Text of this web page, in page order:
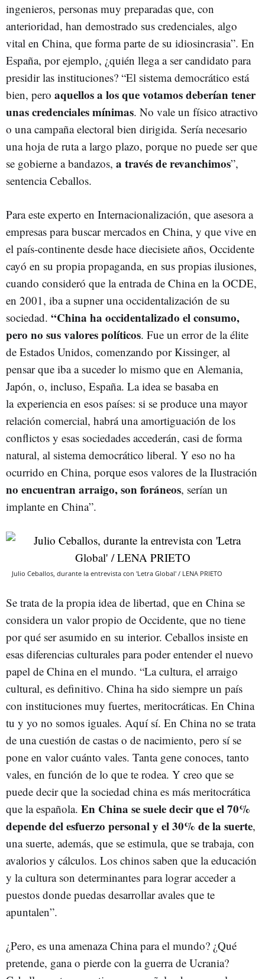
ingenieros, personas muy preparadas que, con
anterioridad, han demostrado sus credenciales, algo
vital en China, que forma parte de su idiosincrasia”. En
España, por ejemplo, ¿quién llega a ser candidato para
presidir las instituciones? “El sistema democrático está
bien, pero aquellos a los que votamos deberían tener
unas credenciales mínimas. No vale un físico atractivo
o una campaña electoral bien dirigida. Sería necesario
una hoja de ruta a largo plazo, porque no puede ser que
se gobierne a bandazos, a través de revanchimos”,
sentencia Ceballos.
Para este experto en Internacionalización, que asesora a
empresas para buscar mercados en China, y que vive en
el país-continente desde hace diecisiete años, Occidente
cayó en su propia propaganda, en sus propias ilusiones,
cuando consideró que la entrada de China en la OCDE,
en 2001, iba a supner una occidentalización de su
sociedad. “China ha occidentalizado el consumo,
pero no sus valores políticos. Fue un error de la élite
de Estados Unidos, comenzando por Kissinger, al
pensar que iba a suceder lo mismo que en Alemania,
Japón, o, incluso, España. La idea se basaba en
la experiencia en esos países: si se produce una mayor
relación comercial, habrá una amortiguación de los
conflictos y esas sociedades accederán, casi de forma
natural, al sistema democrático liberal. Y eso no ha
ocurrido en China, porque esos valores de la Ilustración
no encuentran arraigo, son foráneos, serían un
implante en China”.
Julio Ceballos, durante la entrevista con 'Letra Global' / LENA PRIETO
Se trata de la propia idea de libertad, que en China se
considera un valor propio de Occidente, que no tiene
por qué ser asumido en su interior. Ceballos insiste en
esas diferencias culturales para poder entender el nuevo
papel de China en el mundo. “La cultura, el arraigo
cultural, es definitivo. China ha sido siempre un país
con instituciones muy fuertes, meritocráticas. En China
tu y yo no somos iguales. Aquí sí. En China no se trata
de una cuestión de castas o de nacimiento, pero sí se
pone en valor cuánto vales. Tanta gene conoces, tanto
vales, en función de lo que te rodea. Y creo que se
puede decir que la sociedad china es más meritocrática
que la española. En China se suele decir que el 70%
depende del esfuerzo personal y el 30% de la suerte,
una suerte, además, que se estimula, que se trabaja, con
avalorios y cálculos. Los chinos saben que la educación
y la cultura son determinantes para lograr acceder a
puestos donde puedas desarrollar avales que te
apuntalen”.
¿Pero, es una amenaza China para el mundo? ¿Qué
pretende, gana o pierde con la guerra de Ucrania?